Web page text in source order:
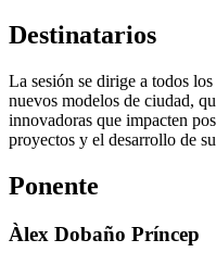
Destinatarios
La sesión se dirige a todos
nuevos modelos de ciudad,
innovadoras que impacten
proyectos y el desarrollo de
Ponente
Àlex Dobaño Príncep